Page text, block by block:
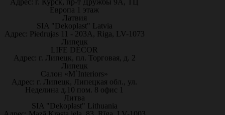
Адрес: г. Курск, пр-т Дружбы 9А, ТЦ
Европа 1 этаж
Латвия
SIA "Dekoplast" Latvia
Адрес: Piedrujas 11 - 203A, Riga, LV-1073
Липецк
LIFE DÉCOR
Адрес: г. Липецк, пл. Торговая, д. 2
Липецк
Салон «M`Interiors»
Адрес: г. Липецк, Липецкая обл., ул.
Неделина д.10 пом. 8 офис 1
Литва
SIA "Dekoplast" Lithuania